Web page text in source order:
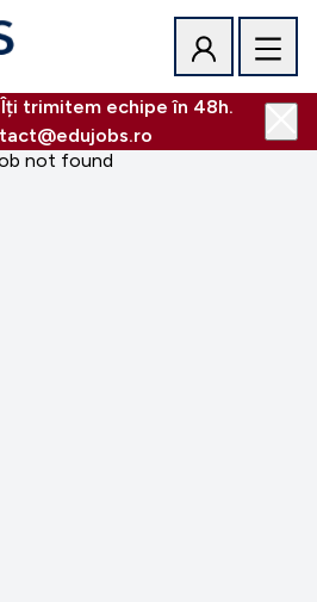
trimitem echipe în 48h.
not found